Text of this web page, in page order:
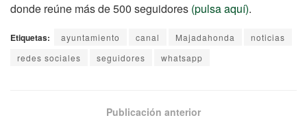
donde reúne más de 500 seguidores (pulsa aquí).
Etiquetas: ayuntamiento canal Majadahonda
noticias
redes sociales
seguidores whatsapp
Publicación anterior